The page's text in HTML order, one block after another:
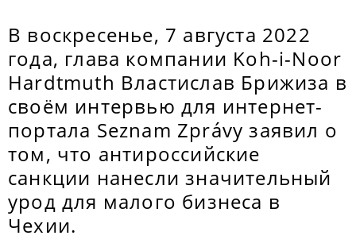
В воскресенье, 7 августа 2022
года, глава компании Koh-i-Noor
Hardtmuth Властислав Брижиза в
своём интервью для интернет-
портала Seznam Zprávy заявил о
том, что антироссийские
санкции нанесли значительный
урод для малого бизнеса в
Чехии.